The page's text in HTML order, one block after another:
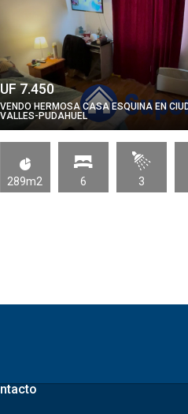
UF 7.450
VENDO HERMOSA CASA ESQUINA EN
VALLES-PUDAHUEL
289m2 6 3